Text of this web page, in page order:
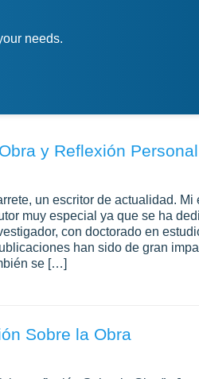
needs.
y Reflexión Personal
un escritor de actualidad.
muy especial ya que se ha
con doctorado en
han sido de gran
se […]
Sobre la Obra